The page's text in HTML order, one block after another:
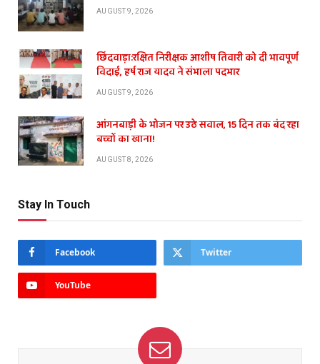
AUGUST 9, 2026
छिंदवाड़ा:रक्षित निरीक्षक आशीष तिवारी को दी भावपूर्ण
विदाई, हर्ष राज यादव ने संभाला पदभार
AUGUST 9, 2026
आंगनबाड़ी के भोजन पर उठे सवाल, 15 दिन तक बंद रहा
बच्चों का खाना!
AUGUST 8, 2026
Stay In Touch
Facebook Twitter
YouTube